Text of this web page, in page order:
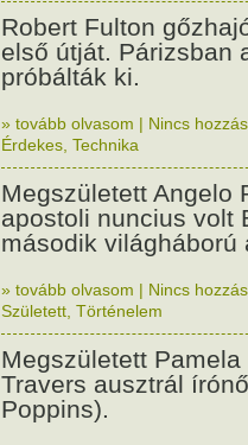
Robert Fulton
első útját. Párizsban
próbálták ki.
» tovább olvasom | Nincs
Érdekes Technika
Megszületett Angelo
apostoli nuncius volt
második világháború
» tovább olvasom | Nincs
Született Történelem
Megszületett Pamela
Travers ausztrál
Poppins).